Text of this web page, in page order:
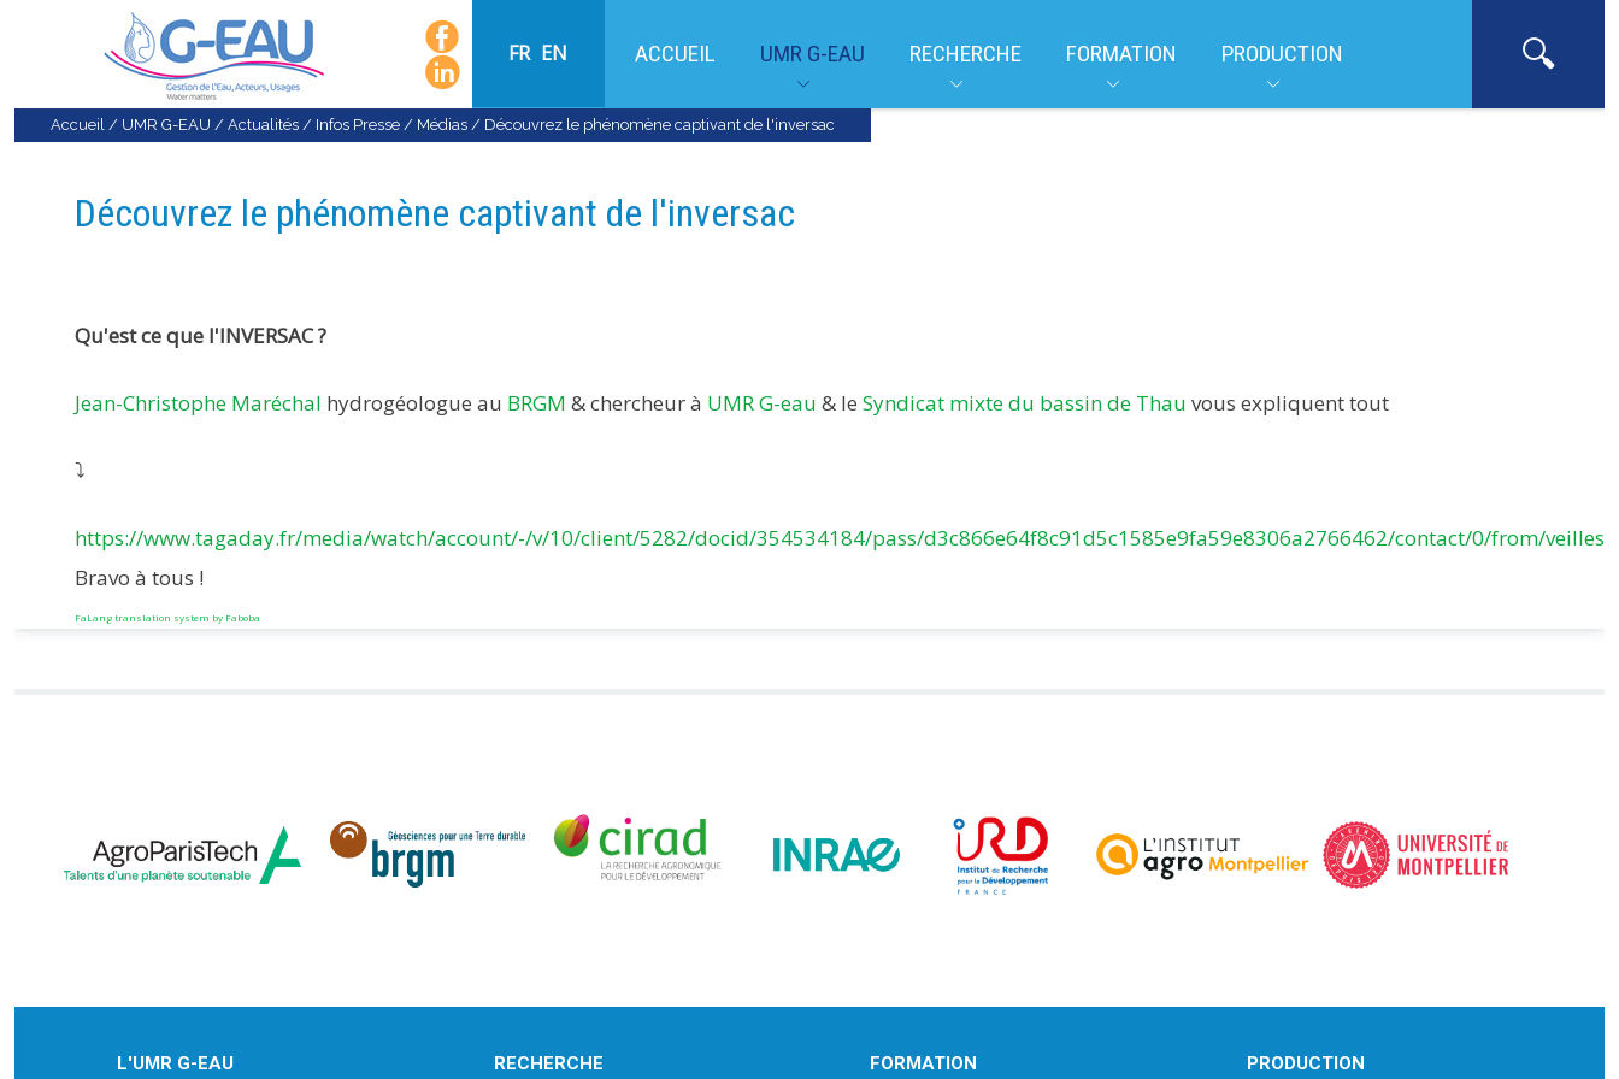
FR EN ACCUEIL UMR G-EAU RECHERCHE FORMATION PRODUCTION
Accueil / UMR G-EAU / Actualités / Infos Presse / Médias / Découvrez le phénomène captivant de l'inversac
Découvrez le phénomène captivant de l'inversac
Qu'est ce que l'INVERSAC ?
Jean-Christophe Maréchal hydrogéologue au BRGM & chercheur à UMR G-eau & le Syndicat mixte du bassin de Thau vous expliquent tout
⤵
https://www.tagaday.fr/media/watch/account/-/v/10/client/5282/docid/354534184/pass/d3c866e64f8c91d5c1585e9fa59e8306a2766462/contact/0/from/
Bravo à tous !
FaLang translation system by Faboba
L'UMR G-EAU RECHERCHE FORMATION PRODUCTION